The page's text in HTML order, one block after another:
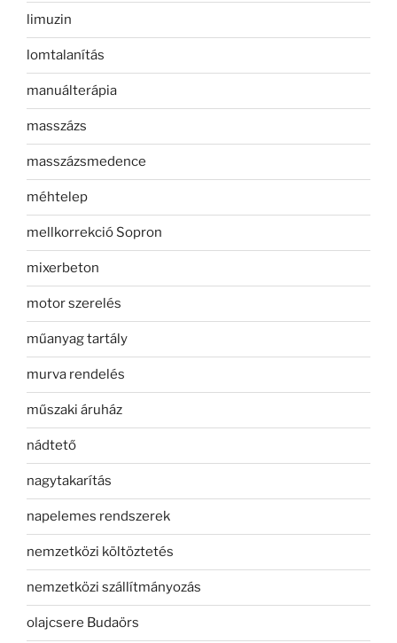
limuzin
lomtalanítás
manuálterápia
masszázs
masszázsmedence
méhtelep
mellkorrekció Sopron
mixerbeton
motor szerelés
műanyag tartály
murva rendelés
műszaki áruház
nádtető
nagytakarítás
napelemes rendszerek
nemzetközi költöztetés
nemzetközi szállítmányozás
olajcsere Budaörs